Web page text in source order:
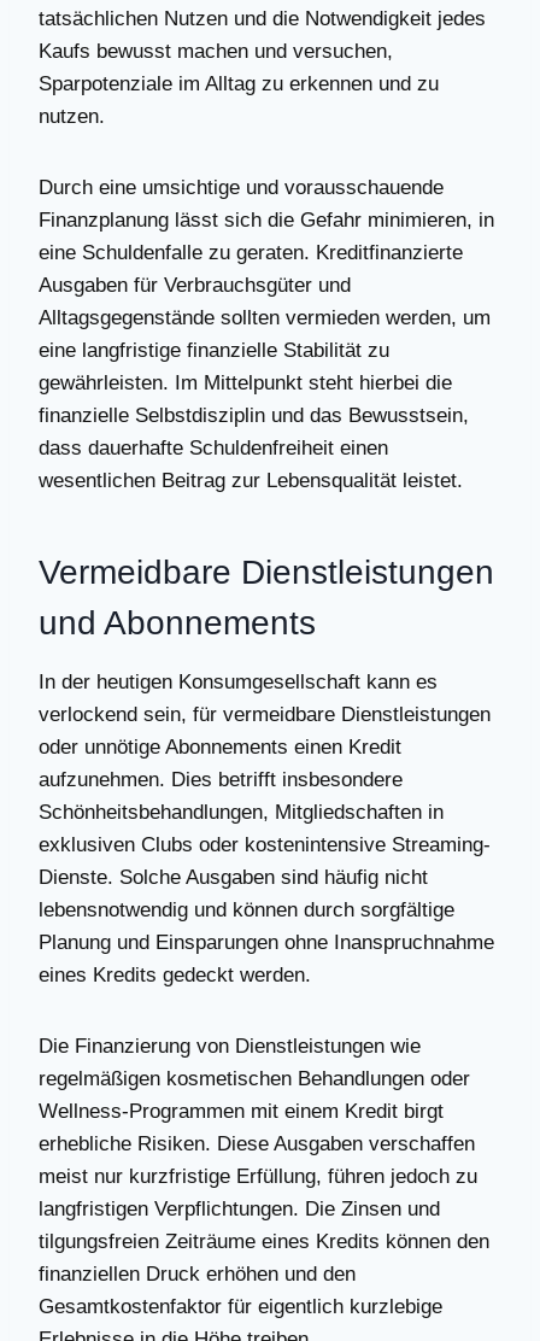
tatsächlichen Nutzen und die Notwendigkeit jedes
Kaufs bewusst machen und versuchen,
Sparpotenziale im Alltag zu erkennen und zu
nutzen.
Durch eine umsichtige und vorausschauende
Finanzplanung lässt sich die Gefahr minimieren, in
eine Schuldenfalle zu geraten. Kreditfinanzierte
Ausgaben für Verbrauchsgüter und
Alltagsgegenstände sollten vermieden werden, um
eine langfristige finanzielle Stabilität zu
gewährleisten. Im Mittelpunkt steht hierbei die
finanzielle Selbstdisziplin und das Bewusstsein,
dass dauerhafte Schuldenfreiheit einen
wesentlichen Beitrag zur Lebensqualität leistet.
Vermeidbare Dienstleistungen
und Abonnements
In der heutigen Konsumgesellschaft kann es
verlockend sein, für vermeidbare Dienstleistungen
oder unnötige Abonnements einen Kredit
aufzunehmen. Dies betrifft insbesondere
Schönheitsbehandlungen, Mitgliedschaften in
exklusiven Clubs oder kostenintensive Streaming-
Dienste. Solche Ausgaben sind häufig nicht
lebensnotwendig und können durch sorgfältige
Planung und Einsparungen ohne Inanspruchnahme
eines Kredits gedeckt werden.
Die Finanzierung von Dienstleistungen wie
regelmäßigen kosmetischen Behandlungen oder
Wellness-Programmen mit einem Kredit birgt
erhebliche Risiken. Diese Ausgaben verschaffen
meist nur kurzfristige Erfüllung, führen jedoch zu
langfristigen Verpflichtungen. Die Zinsen und
tilgungsfreien Zeiträume eines Kredits können den
finanziellen Druck erhöhen und den
Gesamtkostenfaktor für eigentlich kurzlebige